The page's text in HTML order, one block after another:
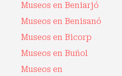
Museos en Beniarjó
Museos en Benisanó
Museos en Bicorp
Museos en Buñol
Museos en